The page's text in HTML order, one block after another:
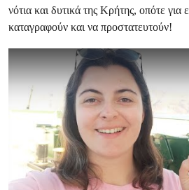
νότια και δυτικά της Κρήτης, οπότε για
καταγραφούν και να προστατευτούν!